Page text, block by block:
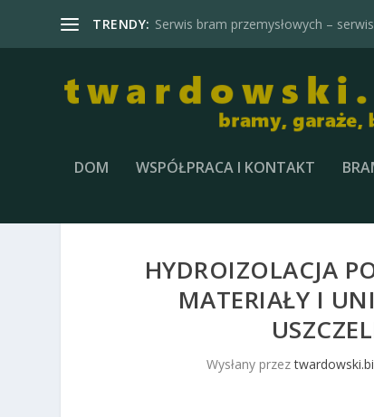
TRENDY: Serwis bram przemysłowych –
DOM WSPÓŁPRACA I KONTAKT
HYDROIZOLACJA
MATERIAŁY I
Wysłany przez